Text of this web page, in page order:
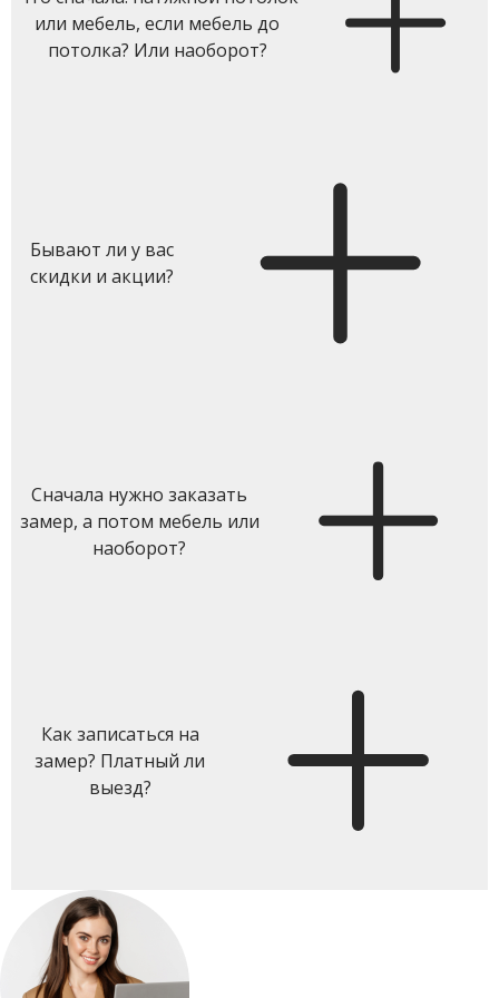
или мебель, если мебель до
потолка? Или наоборот?
Бывают ли у вас
скидки и акции?
Сначала нужно заказать
замер, а потом мебель или
наоборот?
Как записаться на
замер? Платный ли
выезд?